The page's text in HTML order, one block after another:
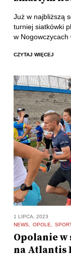
Już w najbliższą
turniej siatkówki
w Nogowczycach
CZYTAJ WIĘCEJ
1 LIPCA, 2023
NEWS
OPOLE
Opolanie w
na Atlantis